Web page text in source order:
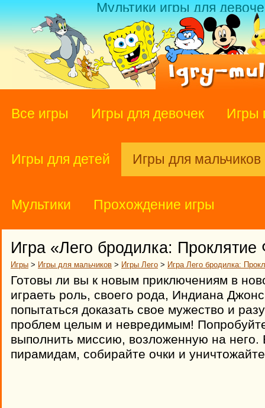
Мультики игры для
Все игры Игры для девочек Игры
Игры для детей Игры для мальчиков
Мультики Прохождение игры
Игра «Лего бродилка:
Игры > Игры для мальчиков > Игры Лего > Игра Лего бродилка:
Готовы ли вы к новым приключениям в
играеть роль, своего рода, Индиана
попытаться доказать свое мужество и
проблем целым и невредимым!
выполнить миссию, возложенную на него.
пирамидам, собирайте очки и